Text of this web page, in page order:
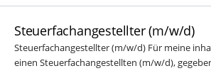
Steuerfachangestellter (m/w/d)
Steuerfachangestellter (m/w/d) Für meine
einen Steuerfachangestellten (m/w/d),